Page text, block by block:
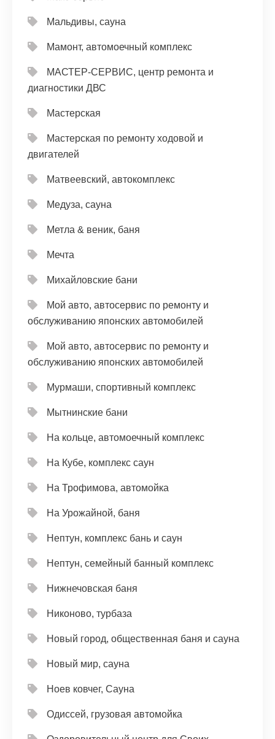
Мальдивы, сауна
Мамонт, автомоечный комплекс
МАСТЕР-СЕРВИС, центр ремонта и
диагностики ДВС
Мастерская
Мастерская по ремонту ходовой и
двигателей
Матвеевский, автокомплекс
Медуза, сауна
Метла & веник, баня
Мечта
Михайловские бани
Мой авто, автосервис по ремонту и
обслуживанию японских автомобилей
Мой авто, автосервис по ремонту и
обслуживанию японских автомобилей
Мурмаши, спортивный комплекс
Мытнинские бани
На кольце, автомоечный комплекс
На Кубе, комплекс саун
На Трофимова, автомойка
На Урожайной, баня
Нептун, комплекс бань и саун
Нептун, семейный банный комплекс
Нижнечовская баня
Никоново, турбаза
Новый город, общественная баня и сауна
Новый мир, сауна
Ноев ковчег, Сауна
Одиссей, грузовая автомойка